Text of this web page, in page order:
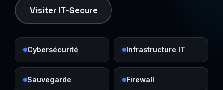
Visiter IT-Secure
Cybersécurité Infrastructure IT
Sauvegarde Firewall